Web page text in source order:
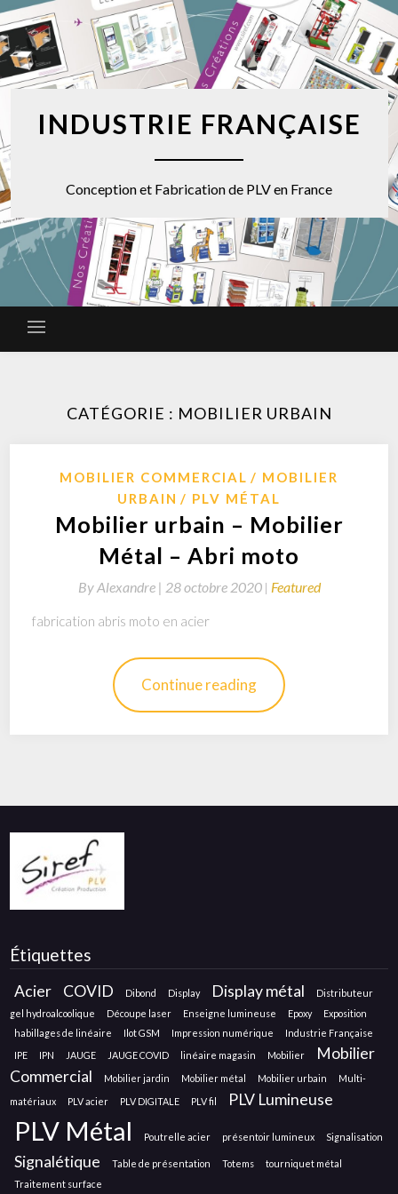
INDUSTRIE FRANÇAISE
Conception et Fabrication de PLV en France
CATÉGORIE : MOBILIER URBAIN
MOBILIER COMMERCIAL
MOBILIER
URBAIN
PLV MÉTAL
Mobilier urbain – Mobilier
Métal – Abri moto
ByAlexandre | 28 octobre 2020 Featured
fabrication abris moto en acier
Continue reading
Étiquettes
Acier COVID Dibond Display Display métal
Distributeur
gel hydroalcoolique
Découpe laser Enseigne lumineuse Epoxy
Exposition
habillages de linéaire
Ilot GSM Impression numérique
Industrie Française
IPE
IPN JAUGE JAUGE COVID linéaire magasin Mobilier
Mobilier
Commercial
Mobilier jardin Mobilier métal Mobilier urbain
Multi-
matériaux
PLV acier PLV DIGITALE PLV fil PLV Lumineuse
PLV Métal Poutrelle acier présentoir lumineux Signalisation
Signalétique Table de présentation Totems
tourniquet métal
Traitement surface